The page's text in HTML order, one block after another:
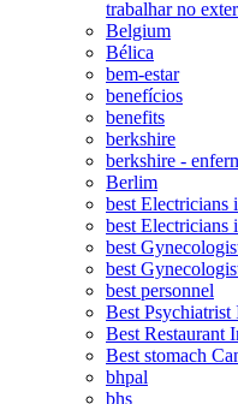
trabalhar no
Belgium
Bélica
bem-estar
benefícios
benefits
berkshire
berkshire -
Berlim
best Electricians
best Electricians
best
best
best personnel
Best Psychiatrist
Best Restaurant
Best stomach
bhpal
bhs